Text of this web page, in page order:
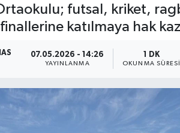
futsal, kriket,
katılmaya hak
07.05.2026 - 14:26
YAYINLANMA
1 DK
OKUNMA SÜRESI